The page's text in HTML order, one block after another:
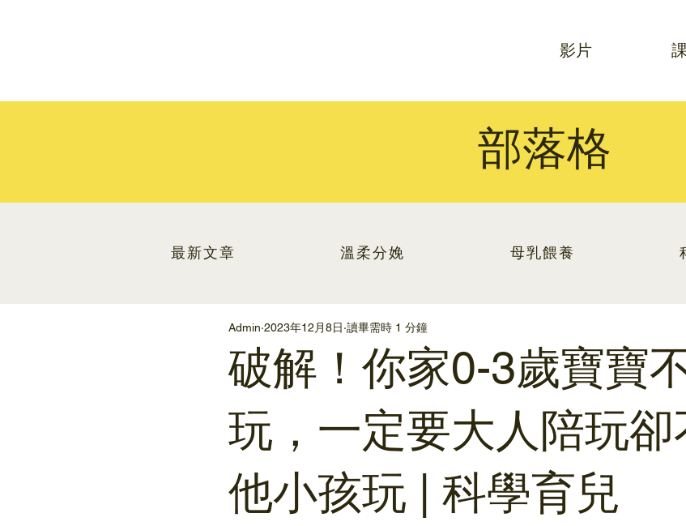
影片
部落格
最新文章 溫柔分娩 母乳餵養
破解！你家0-3歲寶寶
玩，一定要大人陪玩卻
他小孩玩 | 科學育兒
Admin 2023年12月8日 讀畢需時 1 分鐘